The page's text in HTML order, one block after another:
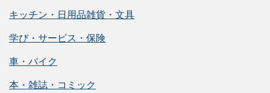
キッチン・日用品雑貨・文具
学び・サービス・保険
車・バイク
本・雑誌・コミック